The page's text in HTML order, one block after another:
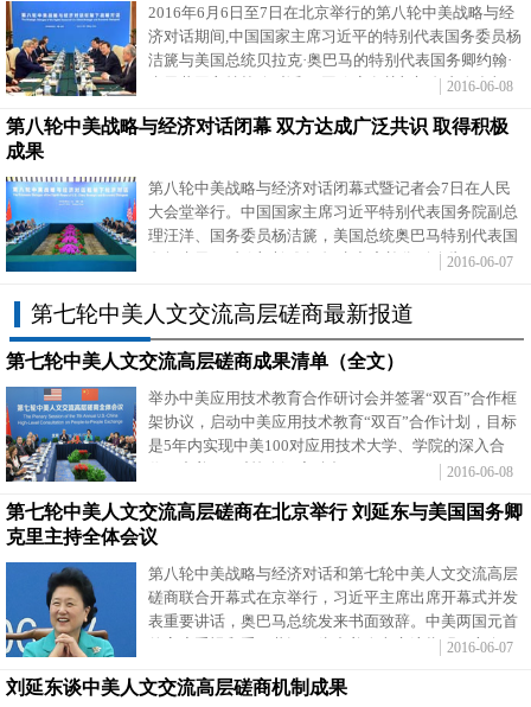
2016年6月6日至7日在北京举行的第八轮中美战略与经
济对话期间,中国国家主席习近平的特别代表国务委员杨
洁篪与美国总统贝拉克·奥巴马的特别代表国务卿约翰·
克里共同主持战略对话,两国政府有关部门负责人参加。
2016-06-08
第八轮中美战略与经济对话闭幕 双方达成广泛共识 取得积极
成果
第八轮中美战略与经济对话闭幕式暨记者会7日在人民
大会堂举行。中国国家主席习近平特别代表国务院副总
理汪洋、国务委员杨洁篪，美国总统奥巴马特别代表国
务卿克里、财政部长雅各布·卢出席并分别致辞。2016-06-07
第七轮中美人文交流高层磋商最新报道
第七轮中美人文交流高层磋商成果清单（全文）
举办中美应用技术教育合作研讨会并签署“双百”合作框
架协议，启动中美应用技术教育“双百”合作计划，目标
是5年内实现中美100对应用技术大学、学院的深入合
2016-06-08
第七轮中美人文交流高层磋商在北京举行 刘延东与美国国务卿
克里主持全体会议
第八轮中美战略与经济对话和第七轮中美人文交流高层
磋商联合开幕式在京举行，习近平主席出席开幕式并发
表重要讲话，奥巴马总统发来书面致辞。中美两国元首
的高度重视和重要共识，为中美人文交流指明了方向、
2016-06-07
刘延东谈中美人文交流高层磋商机制成果